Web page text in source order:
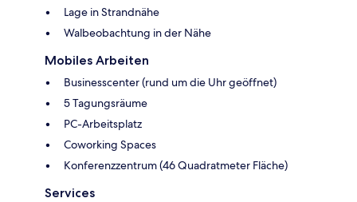
Lage in Strandnähe
Walbeobachtung in der Nähe
Mobiles Arbeiten
Businesscenter (rund um die Uhr geöffnet)
5 Tagungsräume
PC-Arbeitsplatz
Coworking Spaces
Konferenzzentrum (46 Quadratmeter Fläche)
Services